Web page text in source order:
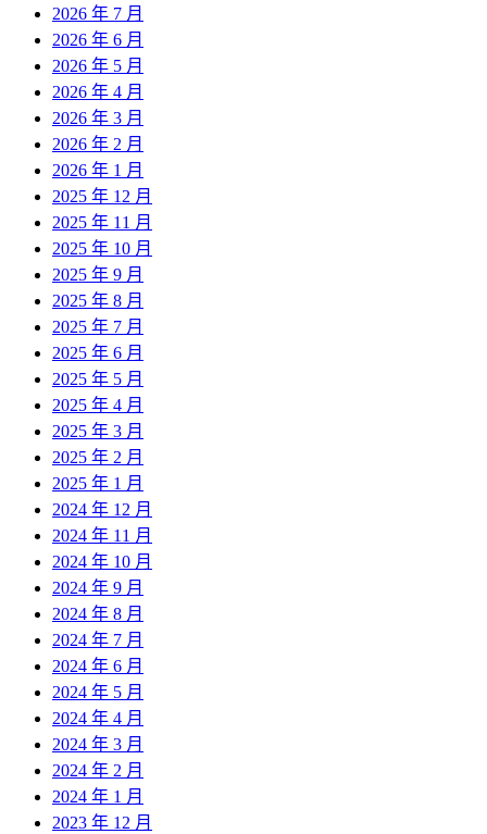
2026 年 7 月
2026 年 6 月
2026 年 5 月
2026 年 4 月
2026 年 3 月
2026 年 2 月
2026 年 1 月
2025 年 12 月
2025 年 11 月
2025 年 10 月
2025 年 9 月
2025 年 8 月
2025 年 7 月
2025 年 6 月
2025 年 5 月
2025 年 4 月
2025 年 3 月
2025 年 2 月
2025 年 1 月
2024 年 12 月
2024 年 11 月
2024 年 10 月
2024 年 9 月
2024 年 8 月
2024 年 7 月
2024 年 6 月
2024 年 5 月
2024 年 4 月
2024 年 3 月
2024 年 2 月
2024 年 1 月
2023 年 12 月